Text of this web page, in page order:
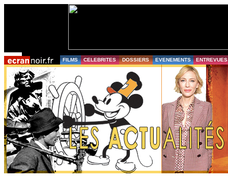
FILMS CELEBRITES DOSSIERS EVENEMENTS ENTREVUES